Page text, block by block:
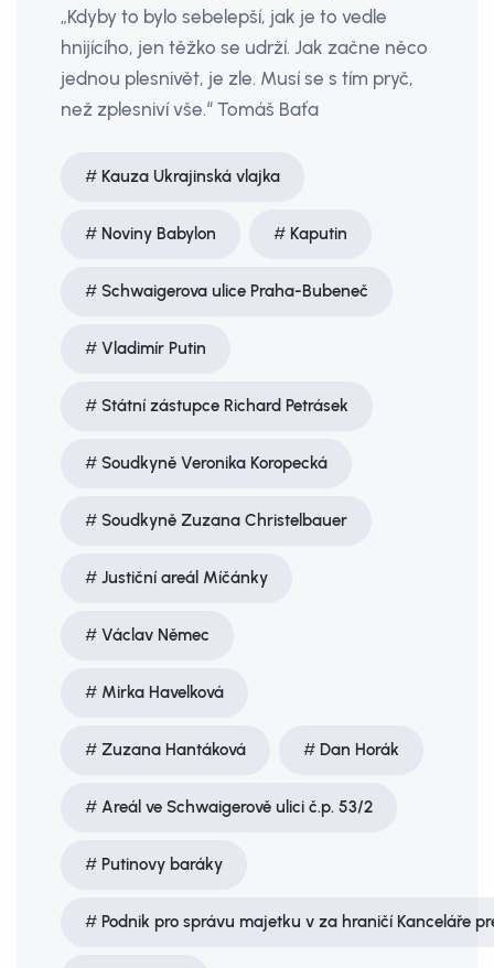
„Kdyby to bylo sebelepší, jak je to vedle
hnijícího, jen těžko se udrží. Jak začne něco
jednou plesnivět, je zle. Musí se s tím pryč,
než zplesniví vše.“ Tomáš Baťa
Kauza Ukrajinská vlajka
Noviny Babylon Kaputin
Schwaigerova ulice Praha-Bubeneč
Vladimír Putin
Státní zástupce Richard Petrásek
Soudkyně Veronika Koropecká
Soudkyně Zuzana Christelbauer
Justiční areál Míčánky
Václav Němec
Mirka Havelková
Zuzana Hantáková Dan Horák
Areál ve Schwaigerově ulici č.p. 53/2
Putinovy baráky
Podnik pro správu majetku v za­ hraničí Kanceláře